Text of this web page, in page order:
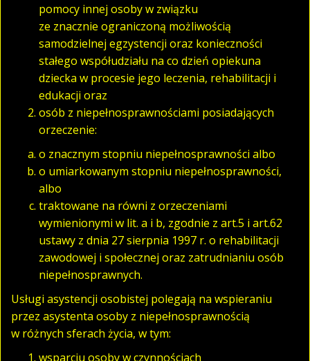
pomocy innej osoby w związku
ze znacznie ograniczoną możliwością
samodzielnej egzystencji oraz konieczności
stałego współudziału na co dzień opiekuna
dziecka w procesie jego leczenia, rehabilitacji i
edukacji oraz
osób z niepełnosprawnościami posiadających
orzeczenie:
o znacznym stopniu niepełnosprawności albo
o umiarkowanym stopniu niepełnosprawności,
albo
traktowane na równi z orzeczeniami
wymienionymi w lit. a i b, zgodnie z art.5 i art.62
ustawy z dnia 27 sierpnia 1997 r. o rehabilitacji
zawodowej i społecznej oraz zatrudnianiu osób
niepełnosprawnych.
Usługi asystencji osobistej polegają na wspieraniu
przez asystenta osoby z niepełnosprawnością
w różnych sferach życia, w tym:
wsparciu osoby w czynnościach